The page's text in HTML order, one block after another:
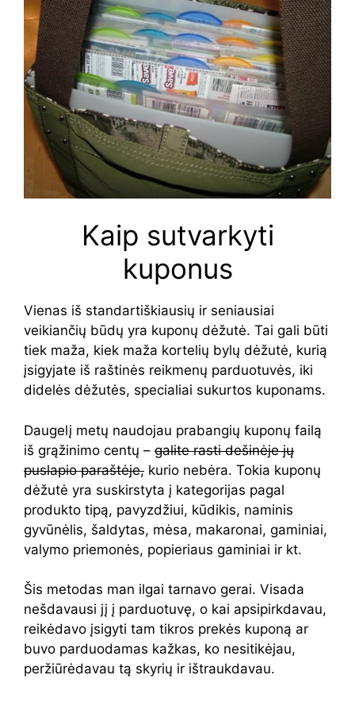
Kaip sutvarkyti
kuponus
Vienas iš standartiškiausių ir seniausiai
veikiančių būdų yra kuponų dėžutė. Tai gali būti
tiek maža, kiek maža kortelių bylų dėžutė, kurią
įsigyjate iš raštinės reikmenų parduotuvės, iki
didelės dėžutės, specialiai sukurtos kuponams.
Daugelį metų naudojau prabangių kuponų failą
iš grąžinimo centų – galite rasti dešinėje jų
puslapio paraštėje, kurio nebėra. Tokia kuponų
dėžutė yra suskirstyta į kategorijas pagal
produkto tipą, pavyzdžiui, kūdikis, naminis
gyvūnėlis, šaldytas, mėsa, makaronai, gaminiai,
valymo priemonės, popieriaus gaminiai ir kt.
Šis metodas man ilgai tarnavo gerai. Visada
nešdavausi jį į parduotuvę, o kai apsipirkdavau,
reikėdavo įsigyti tam tikros prekės kuponą ar
buvo parduodamas kažkas, ko nesitikėjau,
peržiūrėdavau tą skyrių ir ištraukdavau.